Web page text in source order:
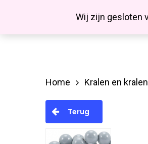
Wij zijn gesloten
Hit enter to search or
Facebook
Home Kralen en
Terug